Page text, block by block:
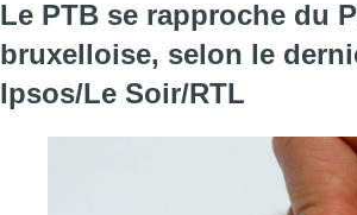
Le PTB se rapproche du
bruxelloise, selon le
Ipsos/Le Soir/RTL